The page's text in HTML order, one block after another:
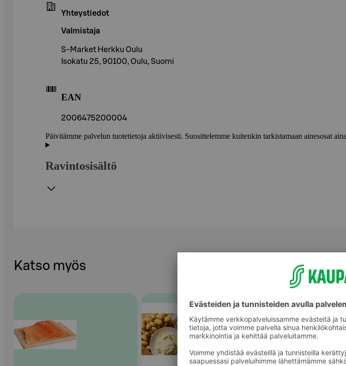
Yhteystiedot
Valmistaja
S-Market Herkku Oulu
Isokatu 25, 90100, Oulu, Suomi
EAN
2006475200004
Päivitämme palvelun tuotetietoja aktiivisesti. Suosittelemme kuitenkin tarkistamaan ainesosat
Ravintosisältö
Katso myös